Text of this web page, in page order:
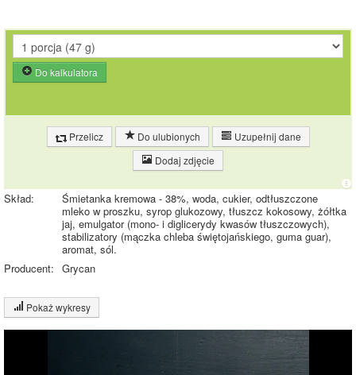
Do kalkulatora
Przelicz Do ulubionych
Uzupełnij dane
Dodaj zdjęcie
Skład:
Śmietanka kremowa - 38%, woda, cukier, odtłuszczone
mleko w proszku, syrop glukozowy, tłuszcz kokosowy, żółtka
jaj, emulgator (mono- i diglicerydy kwasów tłuszczowych),
stabilizatory (mączka chleba świętojańskiego, guma guar),
aromat, sól.
Producent: Grycan
Pokaż wykresy
Wykres składu produktu